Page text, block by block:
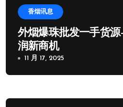
香烟讯息
外烟爆珠批发一手货
润新商机
11 月 17, 2025